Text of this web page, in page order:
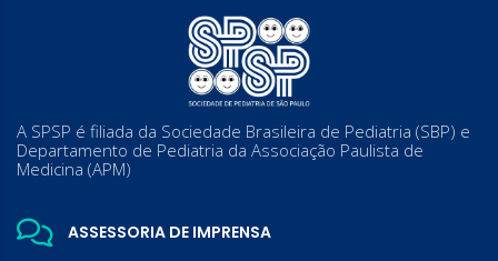
A SPSP é filiada da Sociedade Brasileira de Pediatria (SBP) e
Departamento de Pediatria da Associação Paulista de
Medicina (APM)
ASSESSORIA DE IMPRENSA